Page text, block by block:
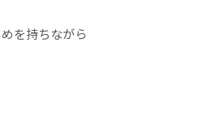
を持ちながら